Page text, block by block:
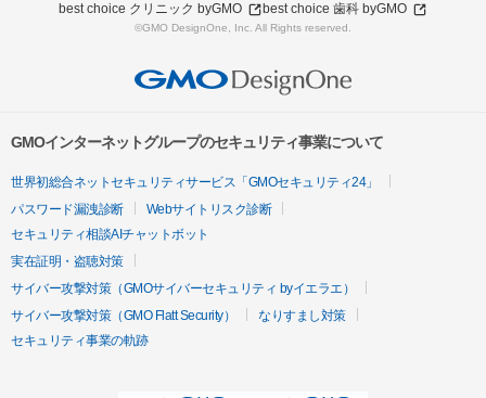
best choice クリニック byGMO
best choice 歯科 byGMO
©GMO DesignOne, Inc. All Rights reserved.
GMOインターネットグループのセキュリティ事業について
世界初総合ネットセキュリティサービス「GMOセキュリティ24」
パスワード漏洩診断
Webサイトリスク診断
セキュリティ相談AIチャットボット
実在証明・盗聴対策
サイバー攻撃対策（GMOサイバーセキュリティ byイエラエ）
サイバー攻撃対策（GMO Flatt Security）
なりすまし対策
セキュリティ事業の軌跡